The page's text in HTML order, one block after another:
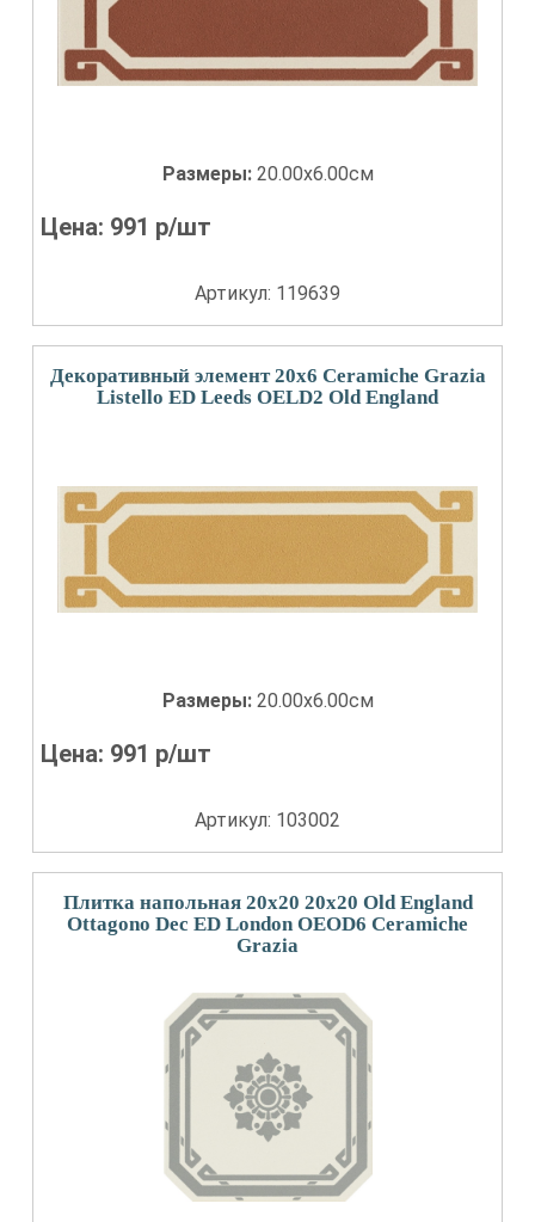
Размеры: 20.00x6.00см
Цена: 991 р/шт
Артикул: 119639
Декоративный элемент 20x6 Ceramiche Grazia
Listello ED Leeds OELD2 Old England
Размеры: 20.00x6.00см
Цена: 991 р/шт
Артикул: 103002
Плитка напольная 20x20 20x20 Old England
Ottagono Dec ED London OEOD6 Ceramiche
Grazia